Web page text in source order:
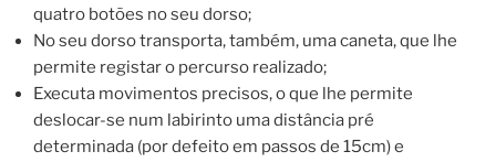
quatro botões no seu dorso;
No seu dorso transporta, também, uma caneta, que lhe
permite registar o percurso realizado;
Executa movimentos precisos, o que lhe permite
deslocar-se num labirinto uma distância pré
determinada (por defeito em passos de 15cm) e